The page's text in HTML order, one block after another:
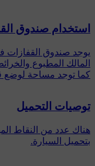
استخدام صندوق
يوجد صندوق القفازات
المالك المطبوع
كما توجد مساحة لوضع
توصيات التحميل
هناك عدد من النقاط
بتحميل السيارة.